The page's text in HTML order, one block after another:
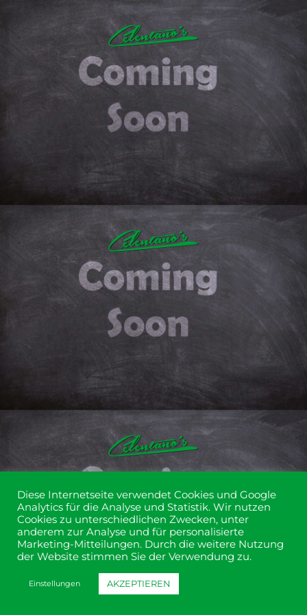
Diese Internetseite verwendet Cookies und Google
Analytics für die Analyse und Statistik. Wir nutzen
Cookies zu unterschiedlichen Zwecken, unter
anderem zur Analyse und für personalisierte
Marketing-Mitteilungen. Durch die weitere Nutzung
der Website stimmen Sie der Verwendung zu.
Einstellungen AKZEPTIEREN